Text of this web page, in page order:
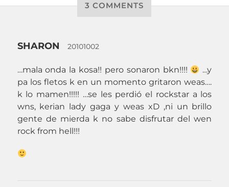
3 COMMENTS
SHARON 20101002
…mala onda la kosa!! pero sonaron bkn!!!!
…y
pa los fletos k en un momento gritaron weas….
k lo mamen!!!!! …se les perdió el rockstar a los
wns, kerian lady gaga y weas xD ,ni un brillo
gente de mierda k no sabe disfrutar del wen
rock from hell!!!